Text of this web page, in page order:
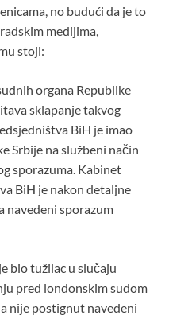
no budući da je to
medijima,
stoji:
organa Republike
sklapanje takvog
BiH je imao
Srbije na službeni način
sporazuma. Kabinet
BiH je nakon detaljne
navedeni sporazum
bio tužilac u slučaju
pred londonskim sudom
nije postignut navedeni